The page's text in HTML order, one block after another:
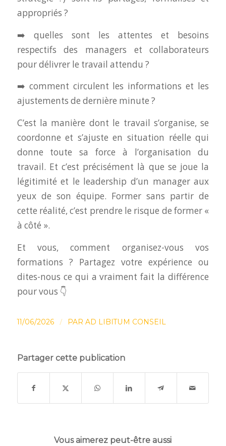
appropriés ?
➡️ quelles sont les attentes et besoins
respectifs des managers et collaborateurs
pour délivrer le travail attendu ?
➡️ comment circulent les informations et les
ajustements de dernière minute ?
C’est la manière dont le travail s’organise, se
coordonne et s’ajuste en situation réelle qui
donne toute sa force à l’organisation du
travail. Et c’est précisément là que se joue la
légitimité et le leadership d’un manager aux
yeux de son équipe. Former sans partir de
cette réalité, c’est prendre le risque de former «
à côté ».
Et vous, comment organisez-vous vos
formations ? Partagez votre expérience ou
dites-nous ce qui a vraiment fait la différence
pour vous 👇
11/06/2026 / PAR AD LIBITUM CONSEIL
Partager cette publication
Vous aimerez peut-être aussi